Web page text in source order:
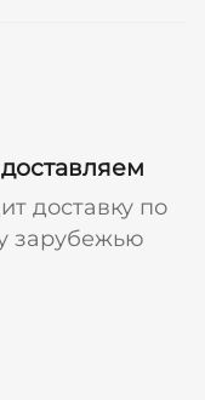
доставку по
зарубежью